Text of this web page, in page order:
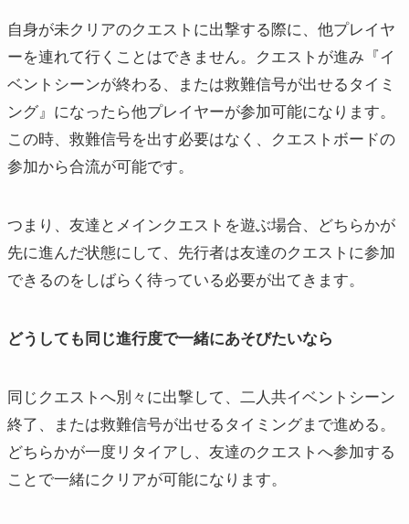
自身が未クリアのクエストに出撃する際に、他プレイヤ
ーを連れて行くことはできません。クエストが進み『イ
ベントシーンが終わる、または救難信号が出せるタイミ
ング』になったら他プレイヤーが参加可能になります。
この時、救難信号を出す必要はなく、クエストボードの
参加から合流が可能です。
つまり、友達とメインクエストを遊ぶ場合、どちらかが
先に進んだ状態にして、先行者は友達のクエストに参加
できるのをしばらく待っている必要が出てきます。
どうしても同じ進行度で一緒にあそびたいなら
同じクエストへ別々に出撃して、二人共イベントシーン
終了、または救難信号が出せるタイミングまで進める。
どちらかが一度リタイアし、友達のクエストへ参加する
ことで一緒にクリアが可能になります。